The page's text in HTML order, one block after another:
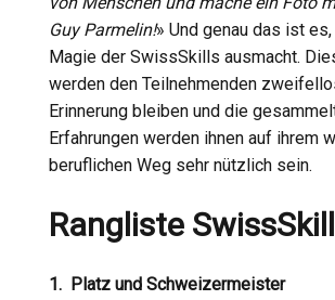
Guy Parmelin!» Und genau das ist
Magie der SwissSkills ausmacht.
werden den Teilnehmenden
Erinnerung bleiben und die
Erfahrungen werden ihnen auf ihrem
beruflichen Weg sehr nützlich sein.
Rangliste
1. Platz und Schweizermeister